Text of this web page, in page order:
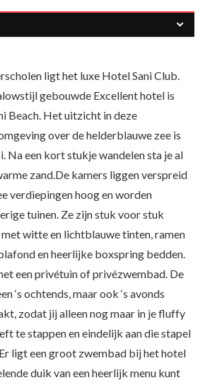
ligt het luxe Hotel Sani Club.
gebouwde Excellent hotel is
Beach. Het uitzicht in deze
over de helderblauwe zee is
Na een kort stukje wandelen sta je al
zand.De kamers liggen verspreid
verdiepingen hoog en worden
tuinen. Ze zijn stuk voor stuk
witte en lichtblauwe tinten, ramen
en heerlijke boxspring bedden.
een privétuin of privézwembad. De
‘s ochtends, maar ook ‘s avonds
zodat jij alleen nog maar in je fluffy
te stappen en eindelijk aan die stapel
ligt een groot zwembad bij het hotel
duik van een heerlijk menu kunt